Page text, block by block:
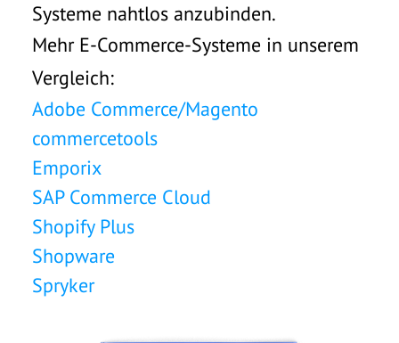
Systeme nahtlos anzubinden.
Mehr E-Commerce-Systeme in unserem
Vergleich:
Adobe Commerce/Magento
commercetools
Emporix
SAP Commerce Cloud
Shopify Plus
Shopware
Spryker